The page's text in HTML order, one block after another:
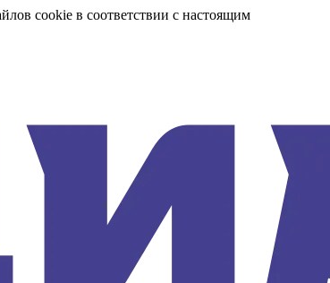
cookie в соответствии с настоящим